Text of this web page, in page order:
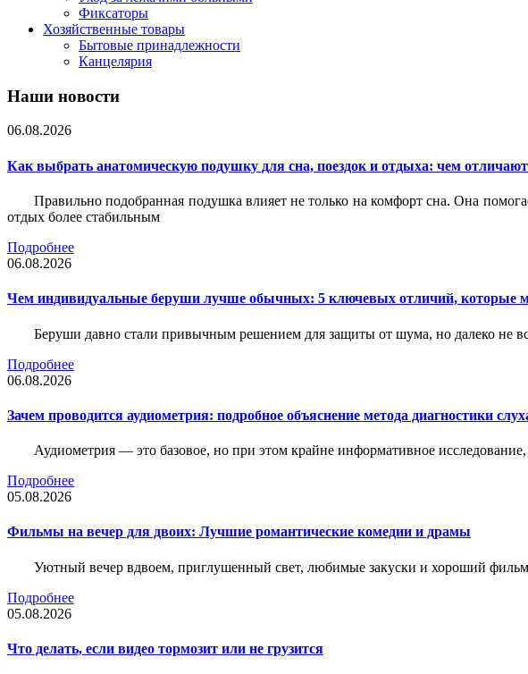
Фиксаторы
Хозяйственные товары
Бытовые принадлежности
Канцелярия
Наши новости
06.08.2026
Как выбрать анатомическую подушку для сна, поездок и отдыха: чем
Правильно подобранная подушка влияет не только на комфорт сна. Она
отдых более стабильным
Подробнее
06.08.2026
Чем индивидуальные беруши лучше обычных: 5 ключевых отличий, которые
Беруши давно стали привычным решением для защиты от шума, но далеко не
Подробнее
06.08.2026
Зачем проводится аудиометрия: подробное объяснение метода диагностики
Аудиометрия — это базовое, но при этом крайне информативное
Подробнее
05.08.2026
Фильмы на вечер для двоих: Лучшие романтические комедии и драмы
Уютный вечер вдвоем, приглушенный свет, любимые закуски и хороший
Подробнее
05.08.2026
Что делать, если видео тормозит или не грузится